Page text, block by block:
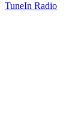
TuneIn Radio